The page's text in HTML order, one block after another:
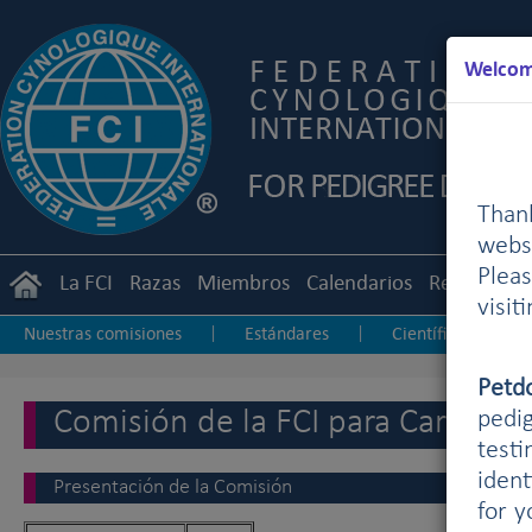
for
La FCI Razas Miembros Calendarios
Nuestras comisiones Estándares Científica
Comisión de la FCI para Carreras
Presentación de la Comisión